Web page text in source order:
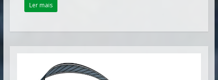
Ler mais